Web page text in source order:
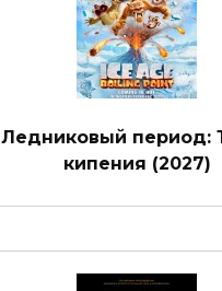
Ледниковый период:
кипения (2027)